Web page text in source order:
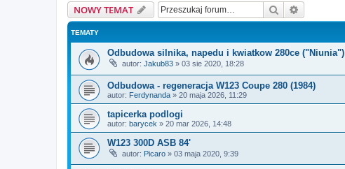
NOWY TEMAT Szukaj
TEMATY
Odbudowa silnika, napedu i kwiatkow 280ce ("Niunia")
autor: Jakub83 » 03 sie 2020, 18:28
Odbudowa - regeneracja W123 Coupe 280 (1984)
autor: Ferdynanda » 20 maja 2026, 11:29
tapicerka podlogi
autor: barycek » 20 mar 2026, 14:48
W123 300D ASB 84'
autor: Picaro » 03 maja 2020, 9:39